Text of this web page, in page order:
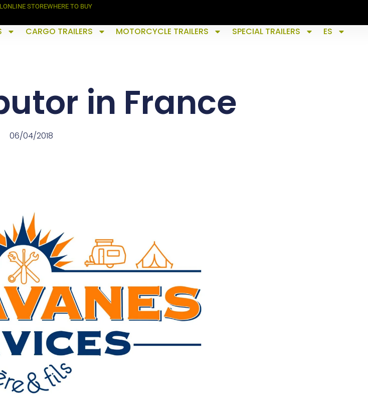
ONLINE STOREWHERE TO BUY
CARGO TRAILERS MOTORCYCLE TRAILERS SPECIAL TRAILERS ES
in France
06/04/2018